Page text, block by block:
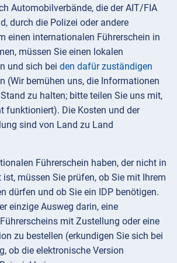
Automobilverbände, die der AIT/FIA
durch die Polizei oder andere
einen internationalen Führerschein in
müssen Sie einen lokalen
und sich bei den dafür zuständigen
(Wir bemühen uns, die Informationen
zu halten; bitte teilen Sie uns mit,
funktioniert). Die Kosten und der
sind von Land zu Land
Führerschein haben, der nicht in
müssen Sie prüfen, ob Sie mit Ihrem
dürfen und ob Sie ein IDP benötigen.
einzige Ausweg darin, eine
mit Zustellung oder eine
zu bestellen (erkundigen Sie sich bei
ob die elektronische Version